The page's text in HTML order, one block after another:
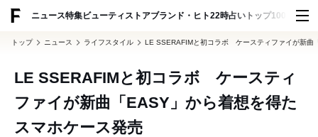
ニュース特集ビューティ ストアブランド・ヒト22時占い トップ100 スナッ
トップ ニュース ライフスタイル LE SSERAFIMと初コラボ ケースティファイが新曲
LE SSERAFIMと初コラボ ケースティ
ファイが新曲「EASY」から着想を得た
スマホケース発売